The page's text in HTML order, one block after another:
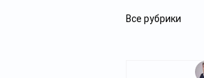
Все рубрики